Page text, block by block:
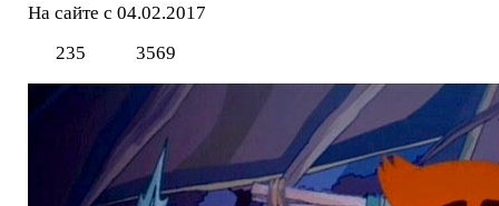
На сайте с 04.02.2017
235
3569